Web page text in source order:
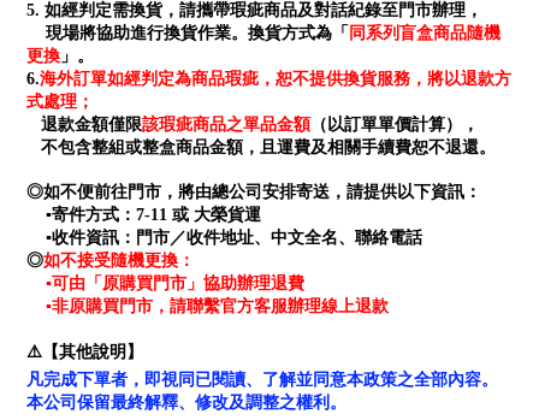
5. 如經判定需換貨，請攜帶瑕疵商品及對話紀錄至門市辦理，
現場將協助進行換貨作業。換貨方式為「 同系列盲盒商品隨機
更換 」。
6.海外訂單如經判定為商品瑕疵，恕不提供換貨服務，將以退款方
式處理；
退款金額僅限該瑕疵商品之單品金額（以訂單單價計算），
不包含整組或整盒商品金額，且運費及相關手續費恕不退還。
◎如不便前往門市，將由總公司安排寄送，請提供以下資訊：
▪寄件方式：7-11 或 大榮貨運
▪收件資訊：門市／收件地址、中文全名、聯絡電話
◎如不接受隨機更換：
▪可由「原購買門市」協助辦理退費
▪非原購買門市，請聯繫官方客服辦理線上退款
⚠️【其他說明】
凡完成下單者，即視同已閱讀、了解並同意本政策之全部內容。
本公司保留最終解釋、修改及調整之權利。